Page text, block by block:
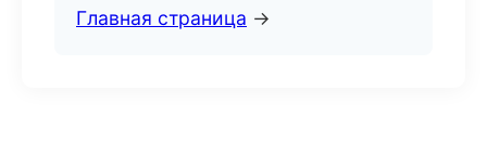
Главная страница →